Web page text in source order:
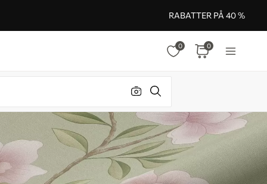
RABATTER PÅ 40 %
0 0